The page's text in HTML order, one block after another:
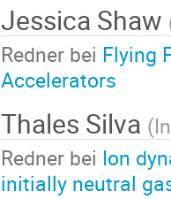
Jessica Shaw
Redner bei Flying
Accelerators
Thales Silva (
Redner bei Ion
initially neutral